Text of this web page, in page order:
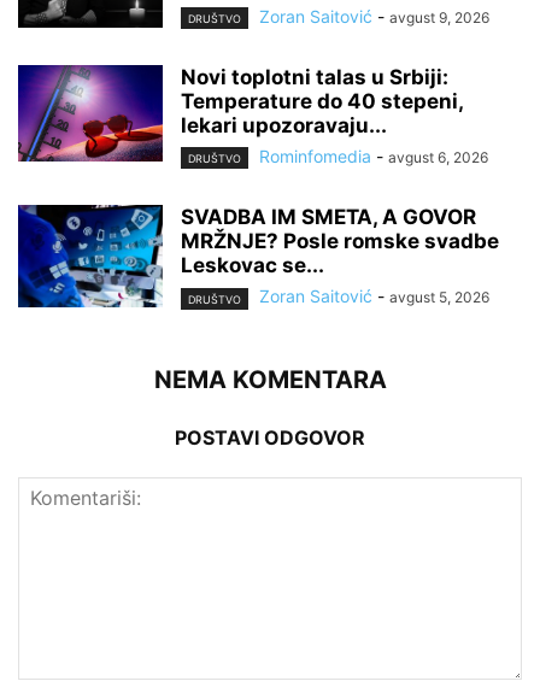
DRUŠTVO Zoran Saitović - avgust 9, 2026
Novi toplotni talas u Srbiji:
Temperature do 40 stepeni,
lekari upozoravaju...
DRUŠTVO Rominfomedia - avgust 6, 2026
SVADBA IM SMETA, A GOVOR
MRŽNJE? Posle romske svadbe
Leskovac se...
DRUŠTVO Zoran Saitović - avgust 5, 2026
NEMA KOMENTARA
POSTAVI ODGOVOR